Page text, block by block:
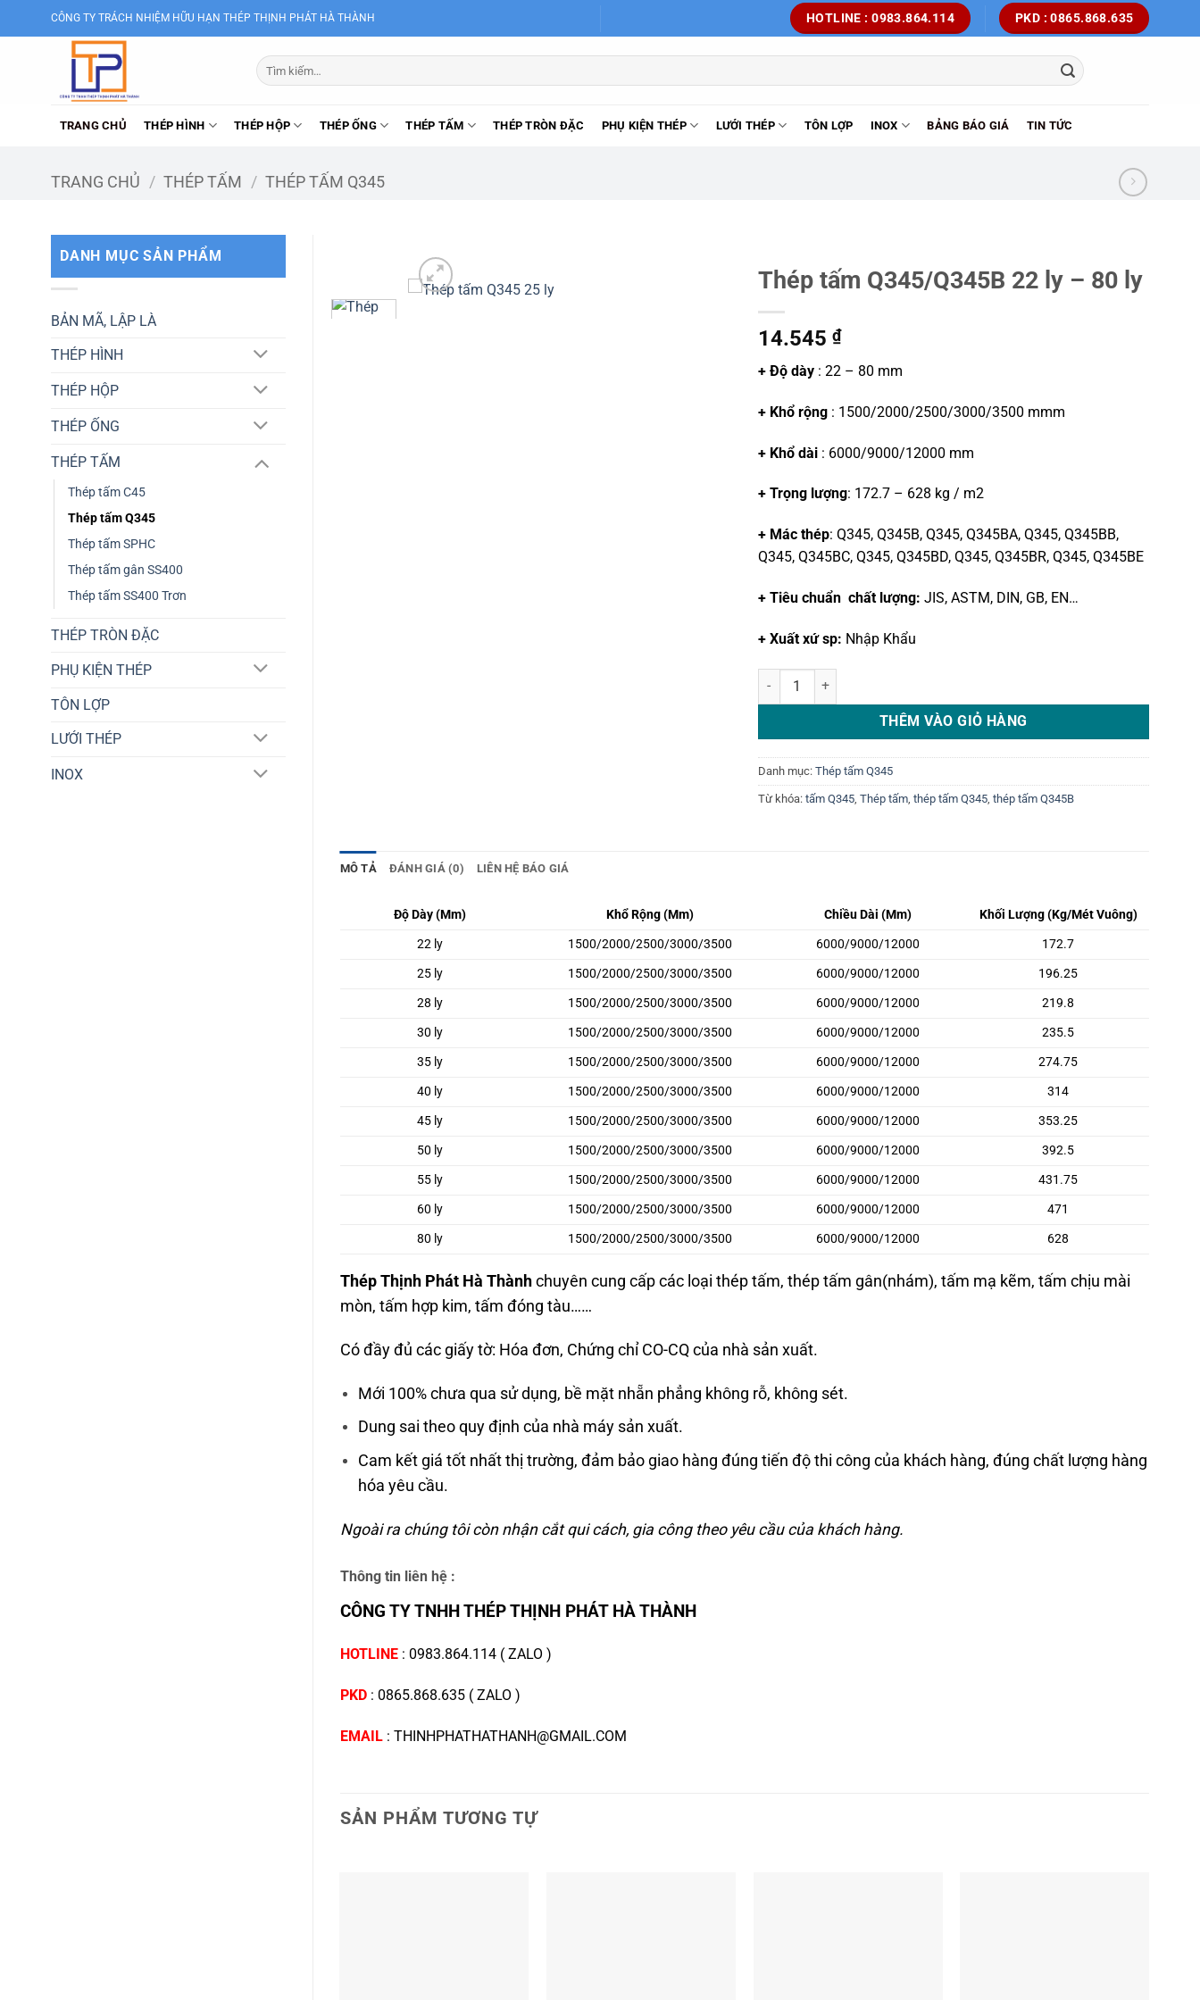
qua
CÔNG TY TRÁCH NHIỆM HỮU HẠN THÉP THỊNH PHÁT HÀ THÀNH HOTLINE : 0983.864.114 PKD : 0865.868.635
Tìm
kiếm:
TRANG CHỦ THÉP HÌNH THÉP HỘP THÉP ỐNG THÉP TẤM THÉP TRÒN ĐẶC PHỤ KIỆN THÉP LƯỚI THÉP TÔN LỢP INOX BẢNG BÁO GIÁ TIN TỨC
TRANG CHỦ / THÉP TẤM / THÉP TẤM Q345
DANH MỤC SẢN PHẨM
BẢN MÃ, LẬP LÀ
THÉP HÌNH
THÉP HỘP
THÉP ỐNG
THÉP TẤM
Thép tấm C45
Thép tấm Q345
Thép tấm SPHC
Thép tấm gân SS400
Thép tấm SS400 Trơn
THÉP TRÒN ĐẶC
PHỤ KIỆN THÉP
TÔN LỢP
LƯỚI THÉP
INOX
Thép tấm Q345/Q345B 22 ly – 80 ly
14.545 ₫
+ Độ dày : 22 – 80 mm
+ Khổ rộng : 1500/2000/2500/3000/3500 mmm
+ Khổ dài : 6000/9000/12000 mm
+ Trọng lượng: 172.7 – 628 kg / m2
+ Mác thép: Q345, Q345B, Q345, Q345BA, Q345, Q345BB,
Q345, Q345BC, Q345, Q345BD, Q345, Q345BR, Q345, Q345BE
+ Tiêu chuẩn chất lượng: JIS, ASTM, DIN, GB, EN…
+ Xuất xứ sp: Nhập Khẩu
Thép tấm Q345/Q345B 22 ly - 80 ly số lượng
THÊM VÀO GIỎ HÀNG
Danh mục: Thép tấm Q345
Từ khóa: tấm Q345, Thép tấm, thép tấm Q345, thép tấm Q345B
MÔ TẢ ĐÁNH GIÁ (0) LIÊN HỆ BÁO GIÁ
Độ Dày (Mm) Khổ Rộng (Mm) Chiều Dài (Mm)
Khối Lượng (Kg/Mét Vuông)
22 ly
1500/2000/2500/3000/3500 6000/9000/12000
172.7
25 ly
1500/2000/2500/3000/3500 6000/9000/12000
196.25
28 ly
1500/2000/2500/3000/3500 6000/9000/12000
219.8
30 ly
1500/2000/2500/3000/3500 6000/9000/12000
235.5
35 ly
1500/2000/2500/3000/3500 6000/9000/12000
274.75
40 ly
1500/2000/2500/3000/3500 6000/9000/12000
314
45 ly
1500/2000/2500/3000/3500 6000/9000/12000
353.25
50 ly
1500/2000/2500/3000/3500 6000/9000/12000
392.5
55 ly
1500/2000/2500/3000/3500 6000/9000/12000
431.75
60 ly
1500/2000/2500/3000/3500 6000/9000/12000
471
80 ly
1500/2000/2500/3000/3500 6000/9000/12000 628
Thép Thịnh Phát Hà Thànhchuyên cung cấp các loại thép tấm, thép tấm gân(nhám), tấm mạ kẽm, tấm chịu mài
mòn, tấm hợp kim, tấm đóng tàu……
Có đầy đủ các giấy tờ: Hóa đơn, Chứng chỉ CO-CQ của nhà sản xuất.
Mới 100% chưa qua sử dụng, bề mặt nhẵn phẳng không rỗ, không sét.
Dung sai theo quy định của nhà máy sản xuất.
Cam kết giá tốt nhất thị trường, đảm bảo giao hàng đúng tiến độ thi công của khách hàng, đúng chất lượng hàng
hóa yêu cầu.
Ngoài ra chúng tôi còn nhận cắt qui cách, gia công theo yêu cầu của khách hàng.
Thông tin liên hệ :
CÔNG TY TNHH THÉP THỊNH PHÁT HÀ THÀNH
HOTLINE : 0983.864.114( ZALO )
PKD: 0865.868.635( ZALO )
EMAIL : THINHPHATHATHANH@GMAIL.COM
SẢN PHẨM TƯƠNG TỰ